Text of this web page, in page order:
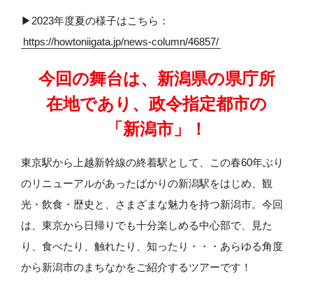
▶︎2023年度夏の様子はこちら：
https://howtoniigata.jp/news-column/46857/
今回の舞台は、新潟県の県庁所
在地であり、政令指定都市の
「新潟市」！
東京駅から上越新幹線の終着駅として、この春60年ぶり
のリニューアルがあったばかりの新潟駅をはじめ、観
光・飲食・歴史と、さまざまな魅力を持つ新潟市。今回
は、東京から日帰りでも十分楽しめる中心部で、見た
り、食べたり、触れたり、知ったり・・・あらゆる角度
から新潟市のまちなかをご紹介するツアーです！